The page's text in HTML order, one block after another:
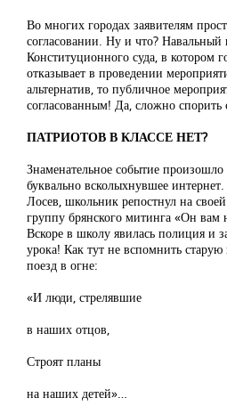
Во многих городах заявителям
согласовании. Ну и что?
Конституционного суда, в котором
отказывает в проведении
альтернатив, то публичное
согласованным! Да, сложно
ПАТРИОТОВ В КЛАССЕ НЕТ?
Знаменательное событие произошло
буквально всколыхнувшее
Лосев, школьник репостнул на
группу брянского митинга «Он
Вскоре в школу явилась полиция и
урока! Как тут не вспомнить
поезд в огне:
«И люди, стрелявшие
в наших отцов,
Строят планы
на наших детей»…